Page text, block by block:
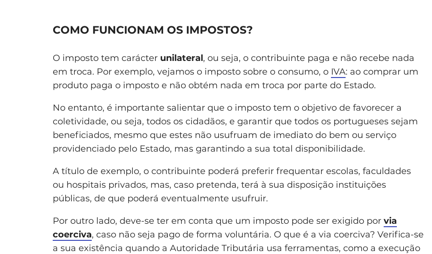
COMO FUNCIONAM OS IMPOSTOS?
O imposto tem carácter unilateral, ou seja, o contribuinte paga e não recebe nada
em troca. Por exemplo, vejamos o imposto sobre o consumo, o IVA: ao comprar um
produto paga o imposto e não obtém nada em troca por parte do Estado.
No entanto, é importante salientar que o imposto tem o objetivo de favorecer a
coletividade, ou seja, todos os cidadãos, e garantir que todos os portugueses sejam
beneficiados, mesmo que estes não usufruam de imediato do bem ou serviço
providenciado pelo Estado, mas garantindo a sua total disponibilidade.
A título de exemplo, o contribuinte poderá preferir frequentar escolas, faculdades
ou hospitais privados, mas, caso pretenda, terá à sua disposição instituições
públicas, de que poderá eventualmente usufruir.
Por outro lado, deve-se ter em conta que um imposto pode ser exigido por via
coerciva, caso não seja pago de forma voluntária. O que é a via coerciva? Verifica-se
a sua existência quando a Autoridade Tributária usa ferramentas, como a execução